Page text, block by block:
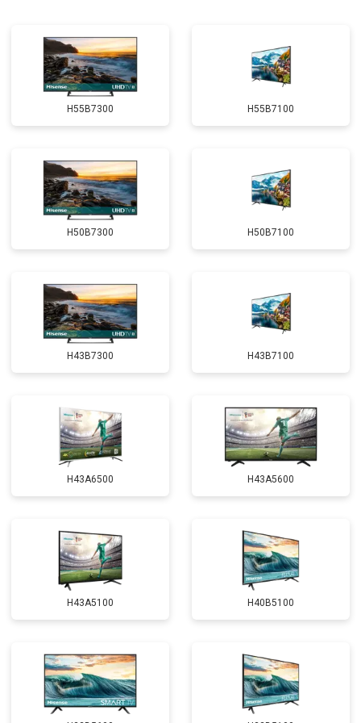
H55B7300 H55B7100
H50B7300 H50B7100
H43B7300 H43B7100
H43A6500 H43A5600
H43A5100 H40B5100